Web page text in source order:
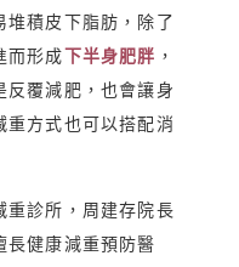
堆積皮下脂肪，除了
而形成下半身肥胖 ，
反覆減肥，也會讓身
重方式也可以搭配消
重診所，周建存院長
長健康減重預防醫